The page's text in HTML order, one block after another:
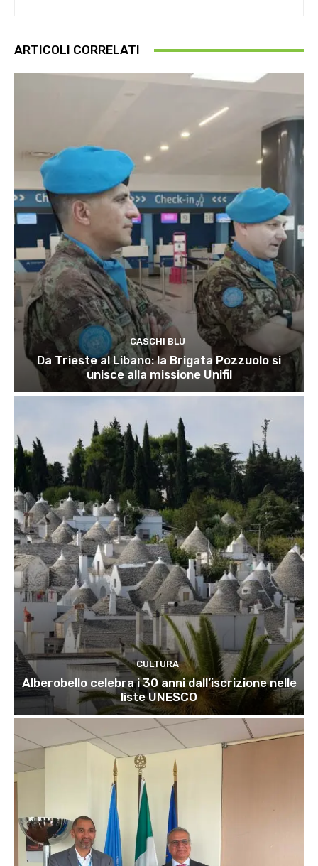
ARTICOLI CORRELATI
CASCHI BLU
Da Trieste al Libano: la Brigata Pozzuolo si
unisce alla missione Unifil
CULTURA
Alberobello celebra i 30 anni dall’iscrizione nelle
liste UNESCO